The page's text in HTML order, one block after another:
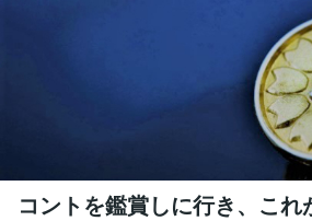
コントを鑑賞しに行き、これ